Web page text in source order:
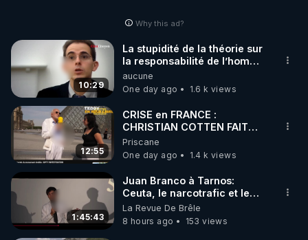
Why this ad?
10:29
La stupidité de la théorie sur
la responsabilité de l’homme
concernant le dioxyde de
carbone.
aucune
One day ago
1.6 k views
12:55
CRISE en FRANCE :
CHRISTIAN COTTEN FAIT
une étrange découverte
Priscane
One day ago
1.4 k views
1:45:43
Juan Branco à Tarnos:
Ceuta, le narcotrafic et le
pouvoir en France
La Revue De Brêle
8 hours ago
153 views